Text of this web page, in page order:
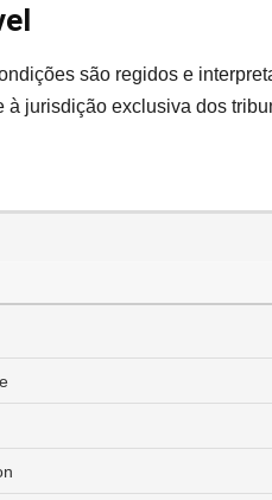
são regidos e
à jurisdição exclusiva dos